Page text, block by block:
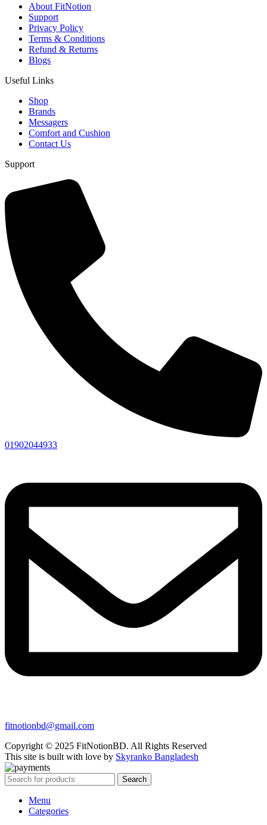
About FitNotion
Support
Privacy Policy
Terms & Conditions
Refund & Returns
Blogs
Useful Links
Shop
Brands
Messagers
Comfort and Cushion
Contact Us
Support
01902044933
fitnotionbd@gmail.com
Copyright © 2025 FitNotionBD. All Rights Reserved
This site is built with love by Skyranko Bangladesh
Search
Menu
Categories